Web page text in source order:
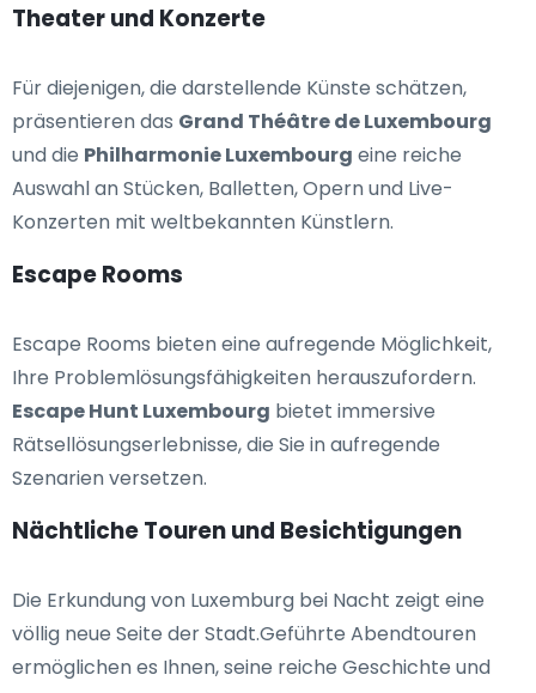
Theater und Konzerte
Für diejenigen, die darstellende Künste schätzen,
präsentieren das Grand Théâtre de Luxembourg
und die Philharmonie Luxembourg eine reiche
Auswahl an Stücken, Balletten, Opern und Live-
Konzerten mit weltbekannten Künstlern.
Escape Rooms
Escape Rooms bieten eine aufregende Möglichkeit,
Ihre Problemlösungsfähigkeiten herauszufordern.
Escape Hunt Luxembourg bietet immersive
Rätsellösungserlebnisse, die Sie in aufregende
Szenarien versetzen.
Nächtliche Touren und Besichtigungen
Die Erkundung von Luxemburg bei Nacht zeigt eine
völlig neue Seite der Stadt.Geführte Abendtouren
ermöglichen es Ihnen, seine reiche Geschichte und